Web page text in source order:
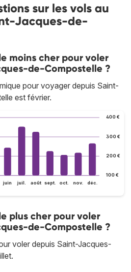
sur les vols au
Jacques-de-
moins cher pour voler
de-Compostelle ?
pour voyager depuis Saint-
est février.
100 €
200 €
300 €
400 €
juin juil. août sept. oct. nov. déc.
plus cher pour voler
de-Compostelle ?
voler depuis Saint-Jacques-